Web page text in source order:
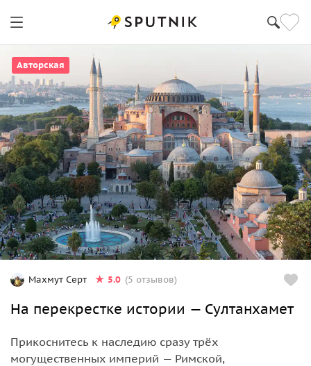
Авторская
Махмут Серт 5.0 (5 отзывов)
На перекрестке истории — Султанхамет
Прикоснитесь к наследию сразу трёх
могущественных империй — Римской,